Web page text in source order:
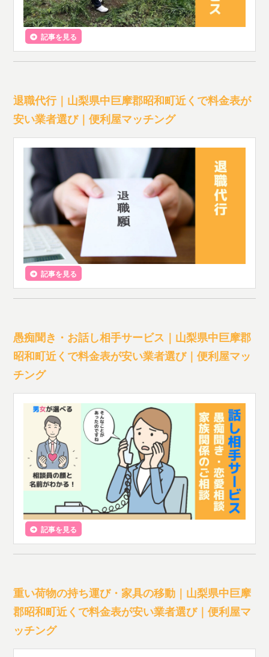
記事を見る
退職代行｜山梨県中巨摩郡昭和町近くで料金表が
安い業者選び｜便利屋マッチング
記事を見る
愚痴聞き・お話し相手サービス｜山梨県中巨摩郡
昭和町近くで料金表が安い業者選び｜便利屋マッ
チング
記事を見る
重い荷物の持ち運び・家具の移動｜山梨県中巨摩
郡昭和町近くで料金表が安い業者選び｜便利屋マ
ッチング